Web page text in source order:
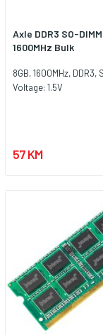
Axle DDR3 SO-
1600MHz Bulk
8GB, 1600MHz, DDR3,
Voltage: 1.5V
57 KM